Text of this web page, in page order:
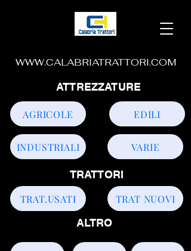
WWW.CALABRIATRATTORI.COM
TRAT.USATI TRAT NUOVI
INDUSTRIALI
AGRICOLE EDILI
VARIE
ATTREZZATURE
TRATTORI
ALTRO